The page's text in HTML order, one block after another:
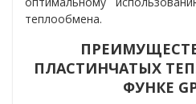
теплообмена.
ПЛАСТИНЧАТЫХ
ФУНКЕ